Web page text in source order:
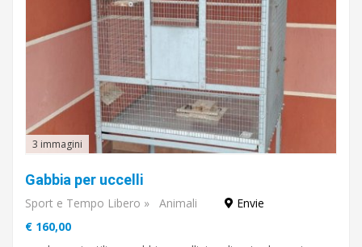
3 immagini
Gabbia per uccelli
Sport e Tempo Libero » Animali
Envie
€ 160,00